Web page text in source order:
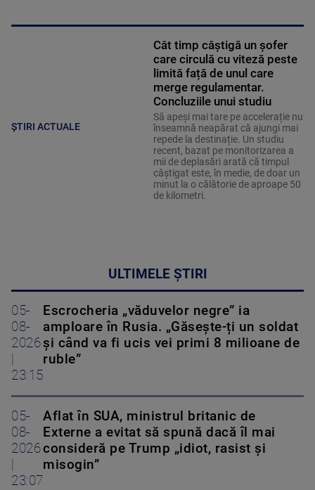
ȘTIRI ACTUALE
Cât timp câștigă un șofer
care circulă cu viteză peste
limită față de unul care
merge regulamentar.
Concluziile unui studiu
Să apeși mai tare pe accelerație nu
înseamnă neapărat că ajungi mai
repede la destinație. Un studiu
recent, bazat pe monitorizarea a
mii de deplasări arată că timpul
câștigat este, în medie, de doar un
minut la o călătorie de aproape 50
de kilometri.
ULTIMELE ȘTIRI
05-
08-
2026
23:15
Escrocheria „văduvelor negre” ia
amploare în Rusia. „Găsește-ți un soldat
și când va fi ucis vei primi 8 milioane de
ruble”
05-
08-
2026
23:07
Aflat în SUA, ministrul britanic de
Externe a evitat să spună dacă îl mai
consideră pe Trump „idiot, rasist și
misogin”